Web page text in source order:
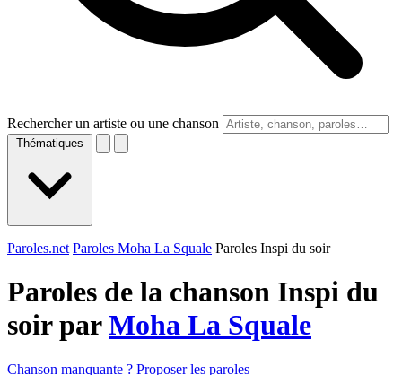
Rechercher un artiste ou une chanson
Thématiques
Paroles.net Paroles Moha La Squale Paroles Inspi du soir
Paroles de la chanson Inspi du
soir parMoha La Squale
Chanson manquante ? Proposer les paroles